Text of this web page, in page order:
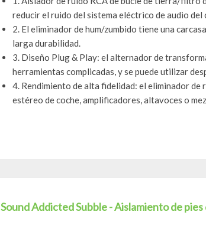
reducir el ruido del sistema eléctrico de audio del
2. El eliminador de hum/zumbido tiene una
larga durabilidad.
3. Diseño Plug & Play: el alternador de
herramientas complicadas, y se puede utilizar
4. Rendimiento de alta fidelidad: el eliminador
estéreo de coche, amplificadores, altavoces o
Sound Addicted Subble - Aislamiento de